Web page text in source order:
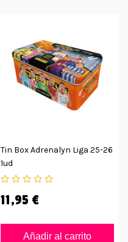
Tin Box Adrenalyn Liga 25-26
1ud
11,95 €
Añadir al carrito